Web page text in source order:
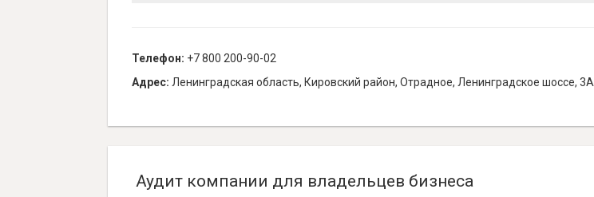
Телефон: +7 800 200-90-02
Адрес: Ленинградская область, Кировский район, Отрадное, Ленинградское шоссе, 3А
Аудит компании для владельцев бизнеса